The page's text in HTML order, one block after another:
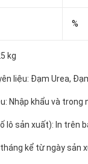
%
kg
liệu: Đạm Urea,
Nhập khẩu và trong
lô sản xuất): In trên
kể từ ngày sản